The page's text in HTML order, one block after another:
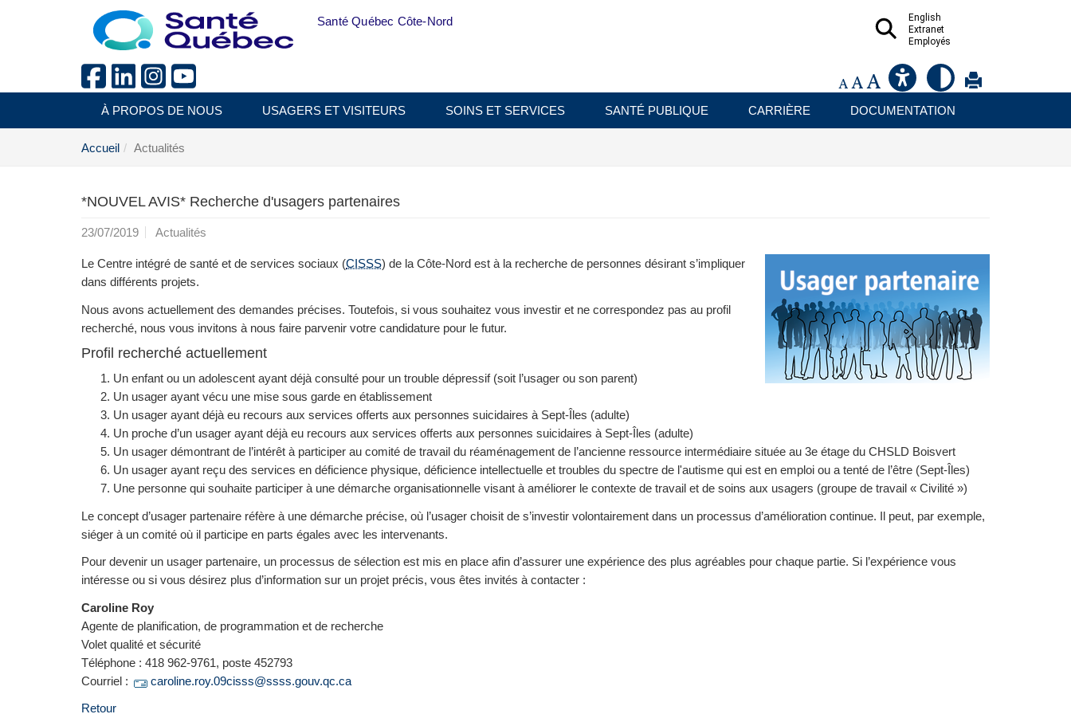
Aller au menu principal
English
Extranet
Employés
Santé Québec Côte-Nord
À PROPOS DE NOUS USAGERS ET VISITEURS SOINS ET SERVICES SANTÉ PUBLIQUE CARRIÈRE DOCUMENTATION
Accueil Actualités
*NOUVEL AVIS* Recherche d'usagers partenaires
23/07/2019 Actualités
Le Centre intégré de santé et de services sociaux (CISSS) de la Côte-Nord est à la recherche de personnes désirant s’impliquer
dans différents projets.
Nous avons actuellement des demandes précises. Toutefois, si vous souhaitez vous investir et ne correspondez pas au profil
recherché, nous vous invitons à nous faire parvenir votre candidature pour le futur.
Profil recherché actuellement
Un enfant ou un adolescent ayant déjà consulté pour un trouble dépressif (soit l’usager ou son parent)
Un usager ayant vécu une mise sous garde en établissement
Un usager ayant déjà eu recours aux services offerts aux personnes suicidaires à Sept-Îles (adulte)
Un proche d’un usager ayant déjà eu recours aux services offerts aux personnes suicidaires à Sept-Îles (adulte)
Un usager démontrant de l’intérêt à participer au comité de travail du réaménagement de l’ancienne ressource intermédiaire située au 3e étage du CHSLD Boisvert
Un usager ayant reçu des services en déficience physique, déficience intellectuelle et troubles du spectre de l'autisme qui est en emploi ou a tenté de l’être (Sept-Îles)
Une personne qui souhaite participer à une démarche organisationnelle visant à améliorer le contexte de travail et de soins aux usagers (groupe de travail « Civilité »)
Le concept d’usager partenaire réfère à une démarche précise, où l’usager choisit de s’investir volontairement dans un processus d’amélioration continue. Il peut, par exemple,
siéger à un comité où il participe en parts égales avec les intervenants.
Pour devenir un usager partenaire, un processus de sélection est mis en place afin d’assurer une expérience des plus agréables pour chaque partie. Si l’expérience vous
intéresse ou si vous désirez plus d’information sur un projet précis, vous êtes invités à contacter :
Caroline Roy
Agente de planification, de programmation et de recherche
Volet qualité et sécurité
Téléphone : 418 962-9761, poste 452793
Courriel :
caroline.roy.09cisss@ssss.gouv.qc.ca
Retour